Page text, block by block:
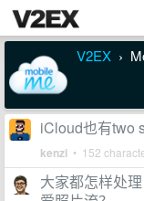
V2EX ›
iCloud也有two
kenzi • 152
大家都怎样处